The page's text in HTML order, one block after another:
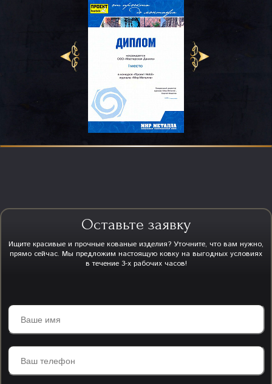
Оставьте заявку
Ищите красивые и прочные кованые изделия? Уточните, что вам нужно,
прямо сейчас. Мы предложим настоящую ковку на выгодных условиях
в течение 3-х рабочих часов!